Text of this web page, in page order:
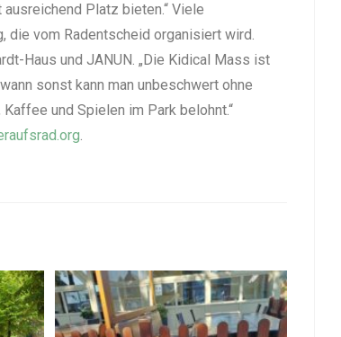
Platz bieten.“ Viele
die vom Radentscheid organisiert wird.
Haus und JANUN. „Die Kidical Mass ist
sonst kann man unbeschwert ohne
und Spielen im Park belohnt.“
.